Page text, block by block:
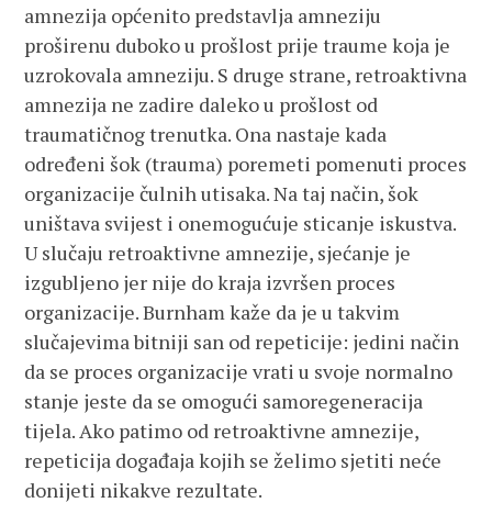
amnezija općenito predstavlja amneziju
proširenu duboko u prošlost prije traume koja je
uzrokovala amneziju. S druge strane, retroaktivna
amnezija ne zadire daleko u prošlost od
traumatičnog trenutka. Ona nastaje kada
određeni šok (trauma) poremeti pomenuti proces
organizacije čulnih utisaka. Na taj način, šok
uništava svijest i onemogućuje sticanje iskustva.
U slučaju retroaktivne amnezije, sjećanje je
izgubljeno jer nije do kraja izvršen proces
organizacije. Burnham kaže da je u takvim
slučajevima bitniji san od repeticije: jedini način
da se proces organizacije vrati u svoje normalno
stanje jeste da se omogući samoregeneracija
tijela. Ako patimo od retroaktivne amnezije,
repeticija događaja kojih se želimo sjetiti neće
donijeti nikakve rezultate.